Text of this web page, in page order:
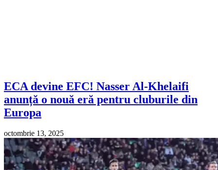
ECA devine EFC! Nasser Al-Khelaifi
anunță o nouă eră pentru cluburile din
Europa
octombrie 13, 2025